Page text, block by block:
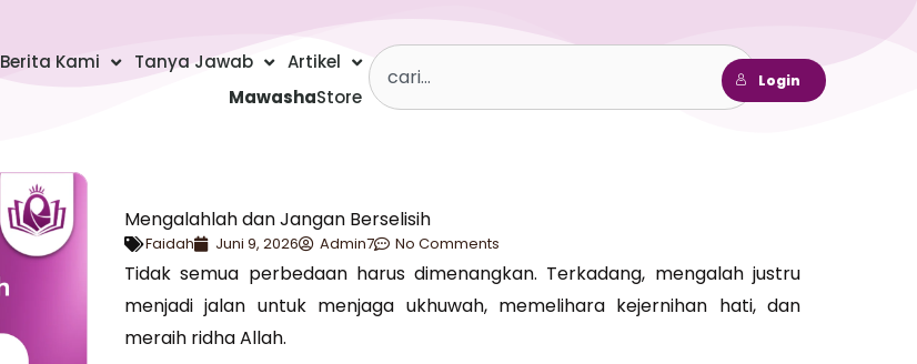
Berita Kami Tanya Jawab
Artikel
MawashaStore
Search
Login
Mengalahlah dan Jangan Berselisih
Faidah Juni 9, 2026 Admin7 No Comments
Tidak semua perbedaan harus dimenangkan. Terkadang, mengalah justru
menjadi jalan untuk menjaga ukhuwah, memelihara kejernihan hati, dan
meraih ridha Allah.